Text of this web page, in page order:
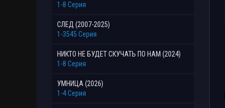
1-8 Серия
СЛЕД (2007-2025)
1-3545 Серия
НИКТО НЕ БУДЕТ СКУЧАТЬ ПО НАМ (2024)
1-8 Серия
УМНИЦА (2026)
1-4 Серия